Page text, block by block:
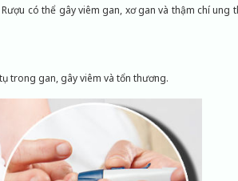
có thể gây viêm gan, xơ gan và thậm chí ung
trong gan, gây viêm và tổn thương.